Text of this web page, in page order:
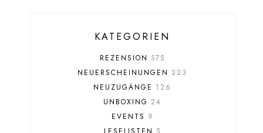
KATEGORIEN
REZENSION 575
NEUERSCHEINUNGEN 223
NEUZUGÄNGE 126
UNBOXING 24
EVENTS 9